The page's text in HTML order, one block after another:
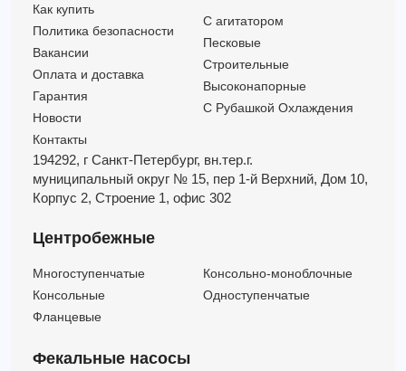
Как купить
Политика безопасности
Вакансии
Оплата и доставка
Гарантия
Новости
Контакты
C агитатором
Песковые
Строительные
Высоконапорные
С Рубашкой Охлаждения
194292, г Санкт-Петербург, вн.тер.г.
муниципальный округ № 15, пер 1-й Верхний, Дом 10,
Корпус 2, Строение 1, офис 302
Центробежные
Многоступенчатые
Консольно-моноблочные
Консольные
Одноступенчатые
Фланцевые
Фекальные насосы